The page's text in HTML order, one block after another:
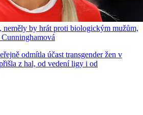
neměly by hrát proti biologickým mužům,
odmítla účast transgender žen v
z hal, od vedení ligy i od